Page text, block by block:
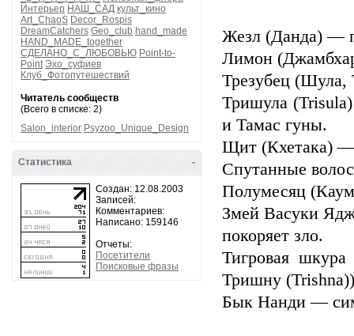
Интерьер НАШ_САД культ_кино
Art_ChaoS Decor_Rospis
DreamCatchers Geo_club hand_made
HAND_MADE_together
СДЕЛАНО_С_ЛЮБОВЬЮ Point-to-
Point Эхо_суфиев
Клуб_Фотопутешествий
Читатель сообществ
(Всего в списке: 2)
Salon_interior Psyzoo_Unique_Design
-
Статистика
Создан: 12.08.2003
Записей:
Комментариев:
Написано: 159146
Отчеты:
Посетители
Поисковые фразы
Жезл (Данда) —
Лимон
Трезубец (Шула,
Тришула
и Тамас гуны.
Щит (Кхетака) —
Спутанные
Полумесяц
Змей Васуки
покоряет зло.
Тигровая
Тришну
Бык Нанди —